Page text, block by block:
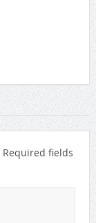
Required fields